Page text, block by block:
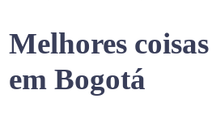
Melhores
em Bogotá